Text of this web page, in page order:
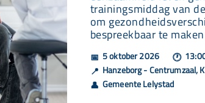
trainingsmiddag van
om
bespreekbaar te
📅 5 oktober 2026 🕐
📍 Hanzeborg - Centrumzaal,
👤 Gemeente Lelystad